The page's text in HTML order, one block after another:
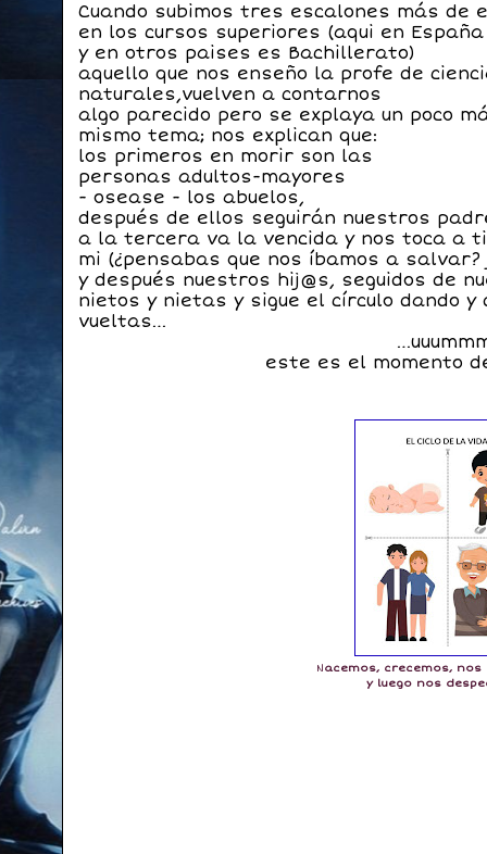
Cuando subimos tres escalones más de
en los cursos superiores (aqui en España
y en otros paises es Bachillerato)
aquello que nos enseño la profe de
naturales,vuelven a contarnos
algo parecido pero se explaya un poco
mismo tema; nos explican que:
los primeros en morir son las
personas adultos-mayores
- osease - los abuelos,
después de ellos seguirán nuestros
a la tercera va la vencida y nos toca a
mi (¿pensabas que nos íbamos a salvar?
y después nuestros hij@s, seguidos de
nietos y nietas y sigue el círculo dando y
vueltas…
este es el momento
Nacemos, crecemos,
y luego nos